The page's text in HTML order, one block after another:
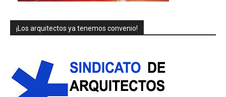
¡Los arquitectos ya tenemos convenio!